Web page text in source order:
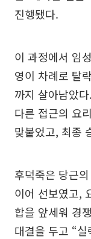
진행됐다.
이 과정에서 임
영이 차례로 탈
까지 살아남았
다른 접근의 요
맞붙었고, 최종
후덕죽은 당근
이어 선보였고,
합을 앞세워 경
대결을 두고 “